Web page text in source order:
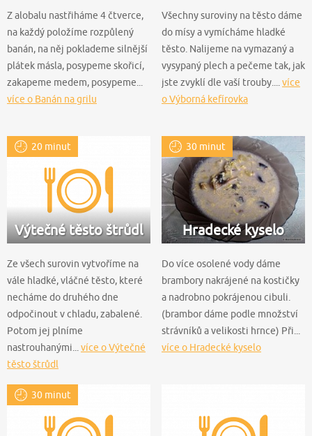
Z alobalu nastřiháme 4 čtverce,
na každý položíme rozpůlený
banán, na něj poklademe silnější
plátek másla, posypeme skořicí,
zakapeme medem, posypeme...
více o Banán na grilu
Všechny suroviny na těsto dáme
do mísy a vymícháme hladké
těsto. Nalijeme na vymazaný a
vysypaný plech a pečeme tak, jak
jste zvyklí dle vaší trouby.... více
o Výborná kefírovka
20 minut
Výtečné těsto štrůdl
Ze všech surovin vytvoříme na
vále hladké, vláčné těsto, které
necháme do druhého dne
odpočinout v chladu, zabalené.
Potom jej plníme
nastrouhanými... více o Výtečné
těsto štrůdl
30 minut
Hradecké kyselo
Do více osolené vody dáme
brambory nakrájené na kostičky
a nadrobno pokrájenou cibuli.
(brambor dáme podle množství
strávníků a velikosti hrnce) Při...
více o Hradecké kyselo
30 minut